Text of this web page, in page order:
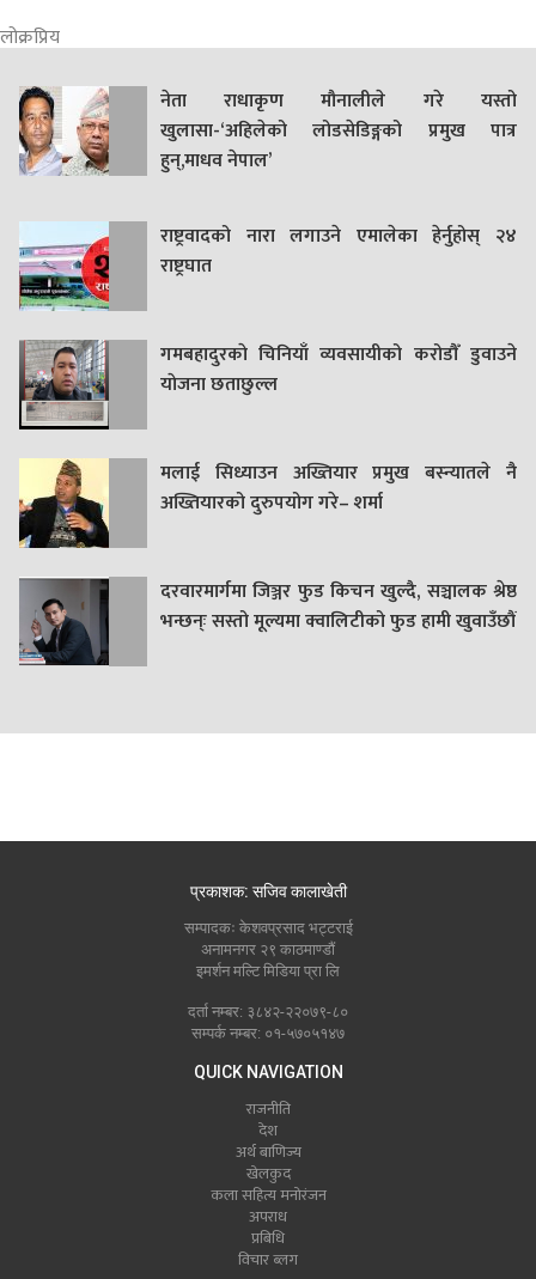
लोक्रप्रिय
नेता राधाकृण मौनालीले गरे यस्तो
खुलासा-‘अहिलेको लोडसेडिङ्गको प्रमुख पात्र
हुन्,माधव नेपाल’
राष्ट्रवादको नारा लगाउने एमालेका हेर्नुहोस् २४
राष्ट्रघात
गमबहादुरकाे चिनियाँ व्यवसायीको करोडौँ डुवाउने
याेजना छताछुल्ल
मलाई सिध्याउन अख्तियार प्रमुख बस्न्यातले नै
अख्तियारको दुरुपयोग गरे– शर्मा
दरवारमार्गमा जिञ्जर फुड किचन खुल्दै, सञ्चालक श्रेष्ठ
भन्छन्ः सस्तो मूल्यमा क्वालिटीको फुड हामी खुवाउँछौं
प्रकाशक: सजिव कालाखेती
सम्पादकः केशवप्रसाद भट्टराई
अनामनगर २९ काठमाण्डौं
इमर्शन मल्टि मिडिया प्रा लि
दर्ता नम्बर: ३८४२-२२०७९-८०
सम्पर्क नम्बर: ०१-५७०५१४७
QUICK NAVIGATION
राजनीति
देश
अर्थ बाणिज्य
खेलकुद
कला सहित्य मनोरंजन
अपराध
प्रबिधि
विचार ब्लग